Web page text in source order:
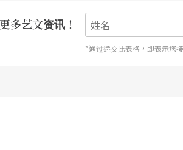
并没有离她最好的水准太远。而大
多艺文资讯！
*通过递交此表格，即表示您